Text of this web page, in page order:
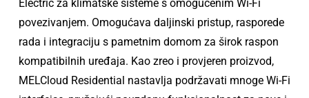
Electric za klimatske sisteme s omogućenim Wi-Fi
povezivanjem. Omogućava daljinski pristup, rasporede
rada i integraciju s pametnim domom za širok raspon
kompatibilnih uređaja. Kao zreo i provjeren proizvod,
MELCloud Residential nastavlja podržavati mnoge Wi-Fi